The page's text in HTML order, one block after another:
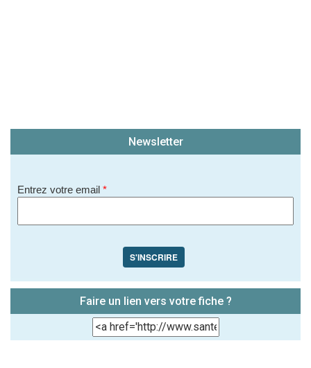
Newsletter
Entrez votre email *
S'INSCRIRE
Faire un lien vers votre fiche ?